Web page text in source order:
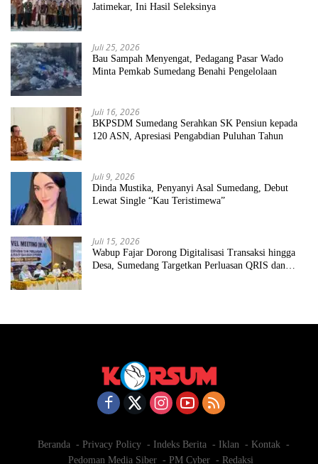
Jatimekar, Ini Hasil Seleksinya
Juli 25, 2026
Bau Sampah Menyengat, Pedagang Pasar Wado
Minta Pemkab Sumedang Benahi Pengelolaan
Juli 16, 2026
BKPSDM Sumedang Serahkan SK Pensiun kepada
120 ASN, Apresiasi Pengabdian Puluhan Tahun
Juli 9, 2026
Dinda Mustika, Penyanyi Asal Sumedang, Debut
Lewat Single “Kau Teristimewa”
Juli 15, 2026
Wabup Fajar Dorong Digitalisasi Transaksi hingga
Desa, Sumedang Targetkan Perluasan QRIS dan
Beranda Privacy Policy Indeks Berita Iklan
Kontak
Pedoman Media Siber
PM Cyber Redaksi